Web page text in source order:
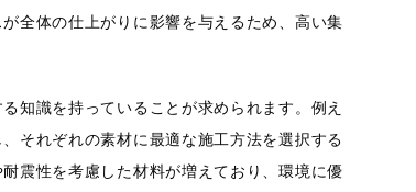
全体の仕上がりに影響を与えるため、高い集
知識を持っていることが求められます。例え
それぞれの素材に最適な施工方法を選択する
震性を考慮した材料が増えており、環境に優